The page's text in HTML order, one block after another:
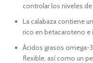
controlar los niveles
La calabaza contiene
rico en betacaroteno e
Ácidos grasos omega-
flexible, así como un